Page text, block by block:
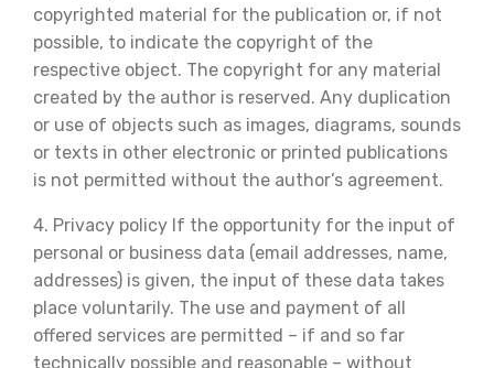
copyrighted material for the publication or, if not
possible, to indicate the copyright of the
respective object. The copyright for any material
created by the author is reserved. Any duplication
or use of objects such as images, diagrams, sounds
or texts in other electronic or printed publications
is not permitted without the author’s agreement.
4. Privacy policy If the opportunity for the input of
personal or business data (email addresses, name,
addresses) is given, the input of these data takes
place voluntarily. The use and payment of all
offered services are permitted – if and so far
technically possible and reasonable – without